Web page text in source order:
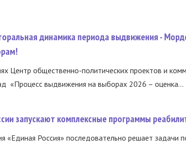
динамика периода выдвижения -
Центр общественно-политических проектов и
«Процесс выдвижения на выборах 2026 – оценка...
запускают комплексные программы
«Единая Россия» последовательно решает задачи